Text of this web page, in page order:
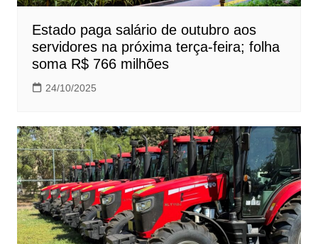
Estado paga salário de outubro aos
servidores na próxima terça-feira; folha
soma R$ 766 milhões
24/10/2025